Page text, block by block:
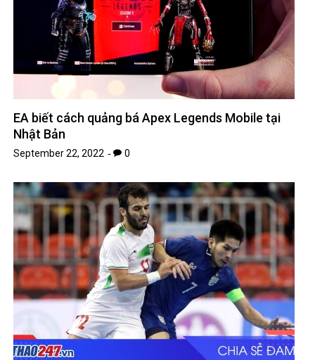
EA biết cách quảng bá Apex Legends Mobile tại
Nhật Bản
September 22, 2022 0